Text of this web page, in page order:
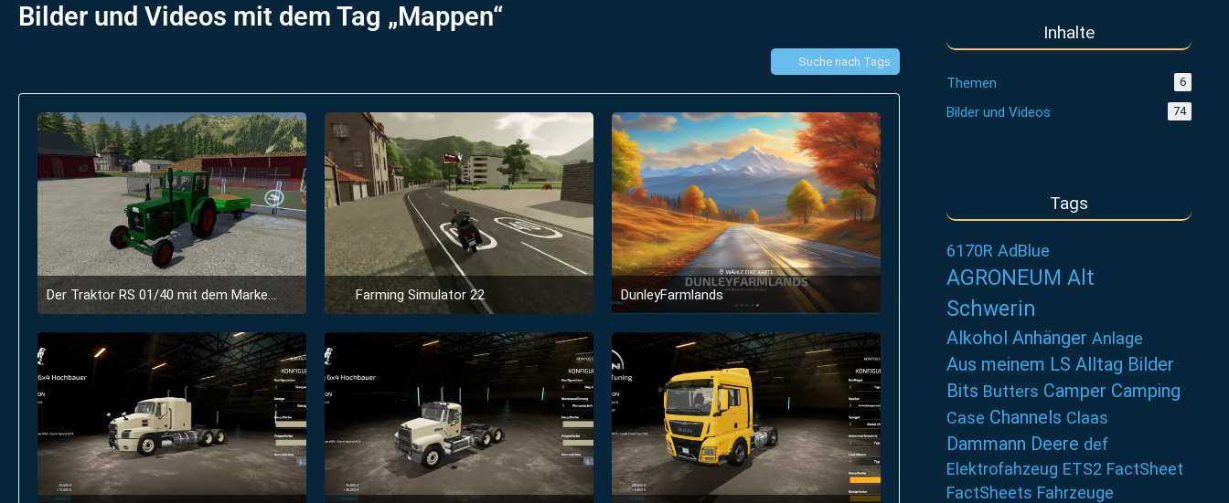
Bilder und Videos mit dem Tag „Mappen“
Suche nach Tags
1. Mai 2024 um 10:33
1
Farming Simulator 22
13. Februar 2024 um 07:57
1
DunleyFarmlands
8. Februar 2024 um 10:27
3
Inhalte
Themen 6
Bilder und Videos 74
Tags
6170R AdBlue
AGRONEUM Alt
Schwerin
Alkohol Anhänger Anlage
Aus meinem LS Alltag Bilder
Bits Butters Camper Camping
Case Channels Claas
Dammann Deere def
Elektrofahzeug ETS2 FactSheet
FactSheets Fahrzeuge